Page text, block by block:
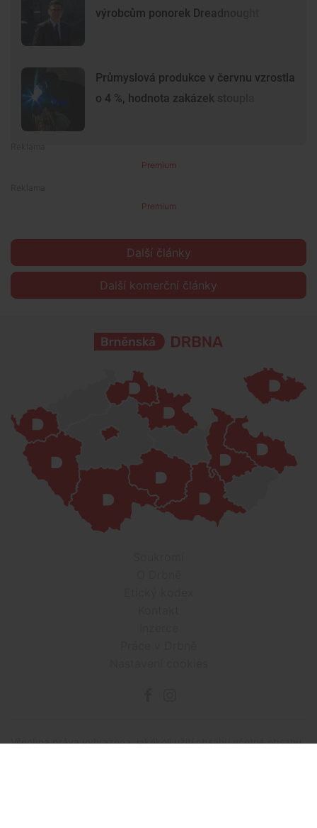
výrobcům ponorek Dreadnought
Průmyslová produkce v červnu vzrostla
o 4 %, hodnota zakázek stoupla
Premium
Premium
Další články
Další komerční články
Všechna práva vyhrazena, jakékoli užití obsahu včetné obsahu